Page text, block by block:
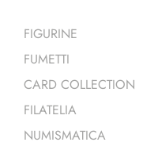
FIGURINE
FUMETTI
CARD COLLECTION
FILATELIA
NUMISMATICA